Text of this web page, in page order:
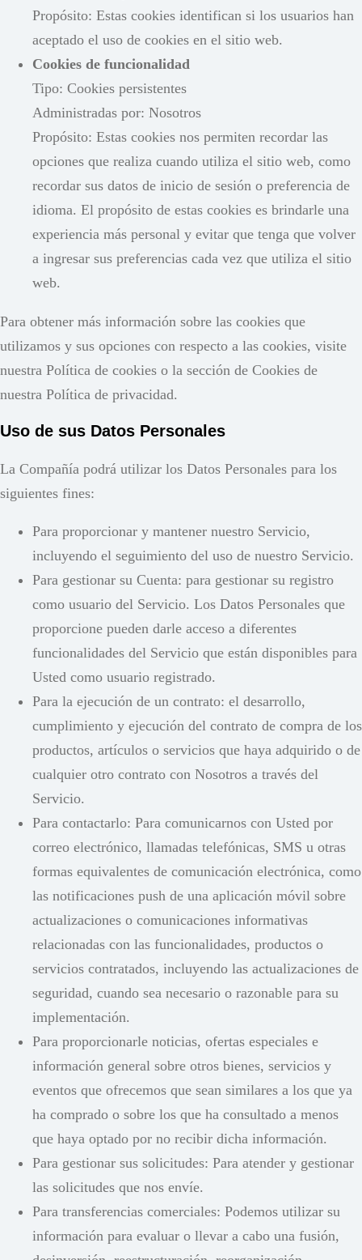
Propósito: Estas cookies identifican si los usuarios han
aceptado el uso de cookies en el sitio web.
Cookies de funcionalidad
Tipo: Cookies persistentes
Administradas por: Nosotros
Propósito: Estas cookies nos permiten recordar las
opciones que realiza cuando utiliza el sitio web, como
recordar sus datos de inicio de sesión o preferencia de
idioma. El propósito de estas cookies es brindarle una
experiencia más personal y evitar que tenga que volver
a ingresar sus preferencias cada vez que utiliza el sitio
web.
Para obtener más información sobre las cookies que
utilizamos y sus opciones con respecto a las cookies, visite
nuestra Política de cookies o la sección de Cookies de
nuestra Política de privacidad.
Uso de sus Datos Personales
La Compañía podrá utilizar los Datos Personales para los
siguientes fines:
Para proporcionar y mantener nuestro Servicio,
incluyendo el seguimiento del uso de nuestro Servicio.
Para gestionar su Cuenta: para gestionar su registro
como usuario del Servicio. Los Datos Personales que
proporcione pueden darle acceso a diferentes
funcionalidades del Servicio que están disponibles para
Usted como usuario registrado.
Para la ejecución de un contrato: el desarrollo,
cumplimiento y ejecución del contrato de compra de los
productos, artículos o servicios que haya adquirido o de
cualquier otro contrato con Nosotros a través del
Servicio.
Para contactarlo: Para comunicarnos con Usted por
correo electrónico, llamadas telefónicas, SMS u otras
formas equivalentes de comunicación electrónica, como
las notificaciones push de una aplicación móvil sobre
actualizaciones o comunicaciones informativas
relacionadas con las funcionalidades, productos o
servicios contratados, incluyendo las actualizaciones de
seguridad, cuando sea necesario o razonable para su
implementación.
Para proporcionarle noticias, ofertas especiales e
información general sobre otros bienes, servicios y
eventos que ofrecemos que sean similares a los que ya
ha comprado o sobre los que ha consultado a menos
que haya optado por no recibir dicha información.
Para gestionar sus solicitudes: Para atender y gestionar
las solicitudes que nos envíe.
Para transferencias comerciales: Podemos utilizar su
información para evaluar o llevar a cabo una fusión,